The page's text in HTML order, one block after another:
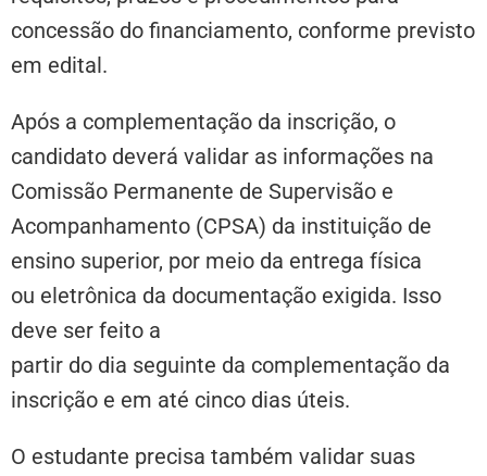
concessão do financiamento, conforme previsto
em edital.
Após a complementação da inscrição, o
candidato deverá validar as informações na
Comissão Permanente de Supervisão e
Acompanhamento (CPSA) da instituição de
ensino superior, por meio da entrega física
ou eletrônica da documentação exigida. Isso
deve ser feito a
partir do dia seguinte da complementação da
inscrição e em até cinco dias úteis.
O estudante precisa também validar suas